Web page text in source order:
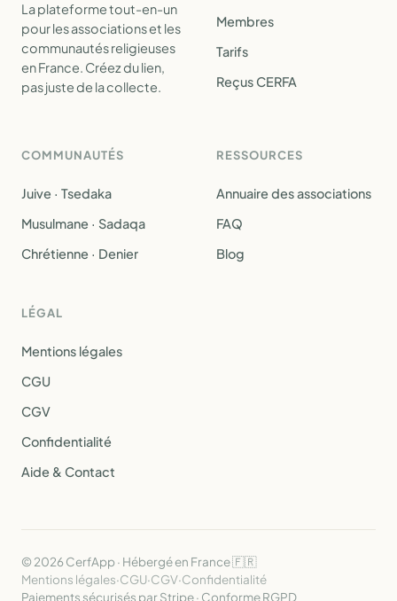
La plateforme tout-en-un
pour les associations et les
communautés religieuses
en France. Créez du lien,
pas juste de la collecte.
Membres
Tarifs
Reçus CERFA
COMMUNAUTÉS
Juive · Tsedaka
Musulmane · Sadaqa
Chrétienne · Denier
RESSOURCES
Annuaire des associations
FAQ
Blog
LÉGAL
Mentions légales
CGU
CGV
Confidentialité
Aide & Contact
© 2026 CerfApp · Hébergé en France 🇫🇷
Mentions légales·CGU·CGV·Confidentialité
Paiements sécurisés par Stripe · Conforme RGPD